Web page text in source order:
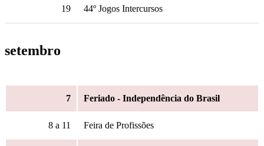
19 44º Jogos Intercursos
setembro
7 Feriado - Independência do Brasil
8 a 11 Feira de Profissões